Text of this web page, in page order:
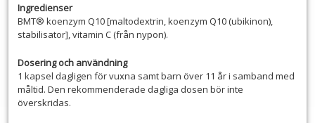
Ingredienser
BMT® koenzym Q10 [maltodextrin, koenzym Q10 (ubikinon),
stabilisator], vitamin C (från nypon).
Dosering och användning
1 kapsel dagligen för vuxna samt barn över 11 år i samband med
måltid. Den rekommenderade dagliga dosen bör inte
överskridas.